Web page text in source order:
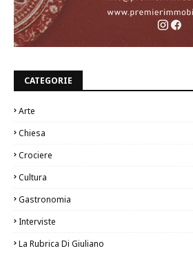
CATEGORIE
Arte
Chiesa
Crociere
Cultura
Gastronomia
Interviste
La Rubrica Di Giuliano